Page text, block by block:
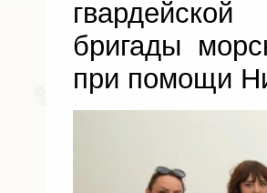
бригады
при помощи